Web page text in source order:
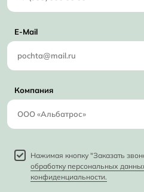
E-Mail
Компания
Нажимая кнопку "Заказать
обработку персональных
конфиденциальности.